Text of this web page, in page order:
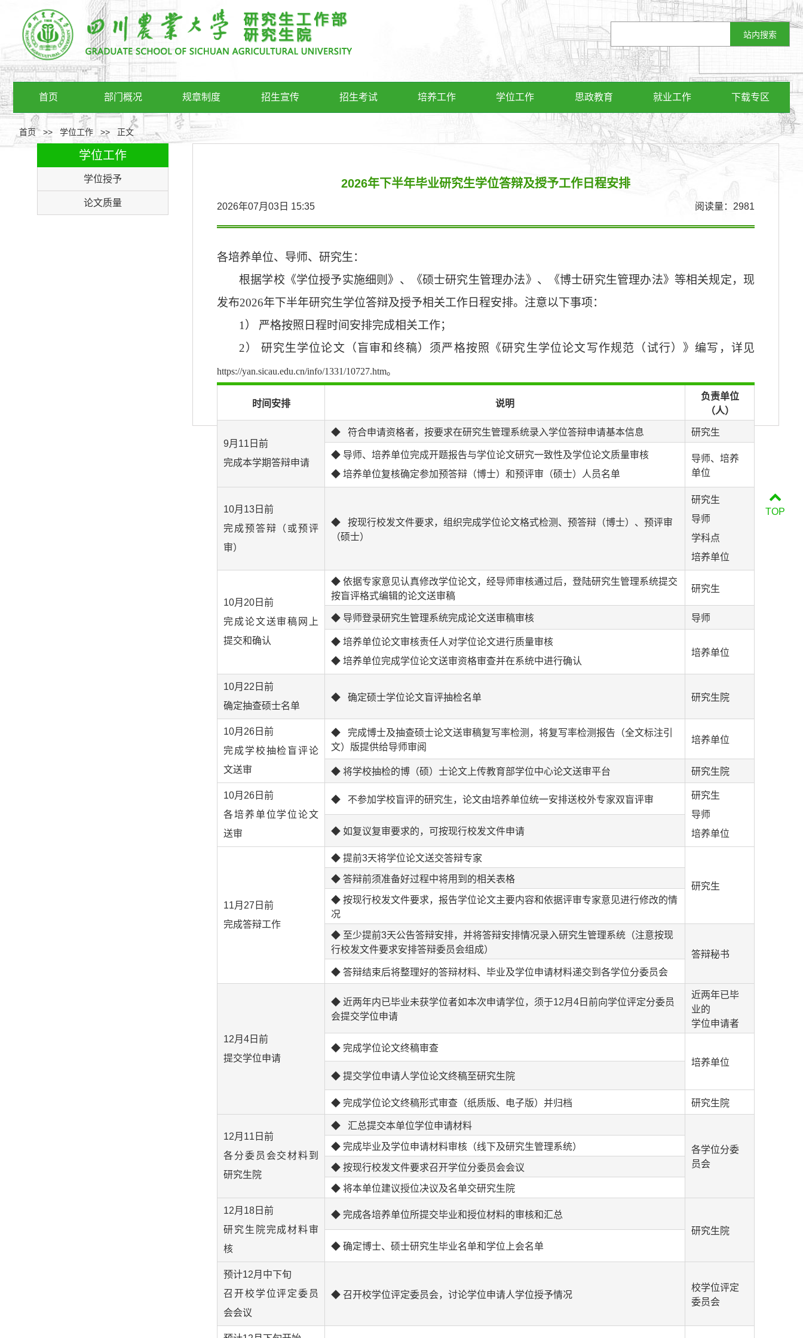
首页 部门概况 规章制度 招生宣传 招生考试 培养工作 学位工作 思政教育 就业工作 下载专区
首页>> 学位工作 >> 正文
学位工作
学位授予
论文质量
2026年下半年毕业研究生学位答辩及授予工作日程安排
2026年07月03日 15:35 阅读量： 2981
各培养单位、导师、研究生：
根据学校《学位授予实施细则》、《硕士研究生管理办法》、《博士研究生管理办法》 等相关规定，现
发布2026年下半年研究生学位答辩及授予相关工作日程安排。注意以下事项：
1 ）
严格按照日程时间安排完成相关工作；
2） 研究生学位论文（盲审和终稿）须严格按照《研究生学位论文写作规范（试行）》编写，详见
https://yan.sicau.edu.cn/info/1331/10727.htm。
时间安排 说明
负责单位
（人）
9月11日前
完成本学期答辩申请
◆ 符合申请资格者，按要求在研究生管理系统录入学位答辩申请基本信息 研究生
◆ 导师、培养单位完成开题报告与学位论文研究一致性及学位论文质量审核
◆ 培养单位复核确定参加预答辩（博士）和预评审（硕士）人员名单
导师、培养
单位
10月13日前
完成预答辩（或预评
审）
◆ 按现行校发文件要求，组织完成学位论文格式检测、预答辩（博士）、预评审
（硕士）
研究生
导师
学科点
培养单位
10月20日前
完成论文送审稿网上
提交和确认
◆ 依据专家意见认真修改学位论文，经导师审核通过后，登陆研究生管理系统提交
按盲评格式编辑的论文送审稿
研究生
◆ 导师登录研究生管理系统完成论文送审稿审核 导师
◆ 培养单位论文审核责任人对学位论文进行质量审核
◆ 培养单位完成学位论文送审资格审查并在系统中进行确认
培养单位
10月22日前
确定抽查硕士名单
◆ 确定硕士学位论文盲评抽检名单 研究生院
10月26日前
完成学校抽检盲评论
文送审
◆ 完成博士及抽查硕士论文送审稿复写率检测，将复写率检测报告（全文标注引
文）版提供给导师审阅
培养单位
◆ 将学校抽检的博（硕）士论文上传教育部学位中心论文送审平台 研究生院
10月26日前
各培养单位学位论文
送审
◆ 不参加学校盲评的研究生，论文由培养单位统一安排送校外专家双盲评审
研究生
导师
培养单位
◆ 如复议复审要求的，可按现行校发文件申请
11月27日前
完成答辩工作
◆ 提前3天将学位论文送交答辩专家
研究生
◆ 答辩前须准备好过程中将用到的相关表格
◆ 按现行校发文件要求，报告学位论文主要内容和依据评审专家意见进行修改的情
况
◆ 至少提前3天公告答辩安排，并将答辩安排情况录入研究生管理系统（注意按现
行校发文件要求安排答辩委员会组成）
答辩秘书
◆ 答辩结束后将整理好的答辩材料、毕业及学位申请材料递交到各学位分委员会
12月4日前
提交学位申请
◆ 近两年内已毕业未获学位者如本次申请学位，须于12月4日前向学位评定分委员
会提交学位申请
近两年已毕
业的
学位申请者
◆ 完成学位论文终稿审查
培养单位
◆ 提交学位申请人学位论文终稿至研究生院
◆ 完成学位论文终稿形式审查（纸质版、电子版）并归档 研究生院
12月11日前
各分委员会交材料到
研究生院
◆ 汇总提交本单位学位申请材料
各学位分委
员会
◆ 完成毕业及学位申请材料审核（线下及研究生管理系统）
◆ 按现行校发文件要求召开学位分委员会会议
◆ 将本单位建议授位决议及名单交研究生院
12月18日前
研究生院完成材料审
核
◆ 完成各培养单位所提交毕业和授位材料的审核和汇总
研究生院
◆ 确定博士、硕士研究生毕业名单和学位上会名单
预计12月中下旬
召开校学位评定委员
会会议
◆ 召开校学位评定委员会，讨论学位申请人学位授予情况
校学位评定
委员会
TOP